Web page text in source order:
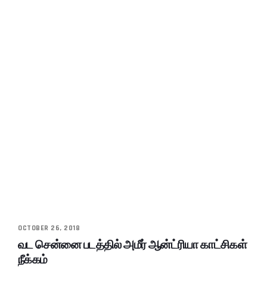
OCTOBER 26, 2018
வட சென்னை படத்தில் அமீர் ஆன்ட்ரியா காட்சிகள்
நீக்கம்